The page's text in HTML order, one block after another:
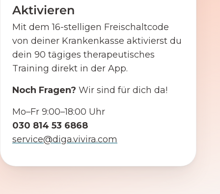
Aktivieren
Mit dem 16-stelligen Freischaltcode
von deiner Krankenkasse aktivierst du
dein 90 tägiges therapeutisches
Training direkt in der App.
Noch Fragen? Wir sind für dich da!
Mo–Fr 9:00–18:00 Uhr
030 814 53 6868
service@diga.vivira.com